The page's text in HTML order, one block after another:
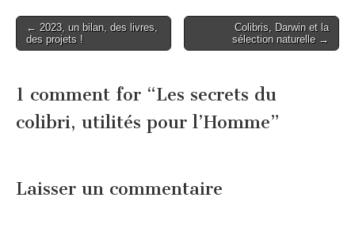
Post
navigation
← 2023, un bilan, des livres,
des projets !
Colibris, Darwin et la
sélection naturelle →
1 comment for “Les secrets du
colibri, utilités pour l’Homme”
Laisser un commentaire